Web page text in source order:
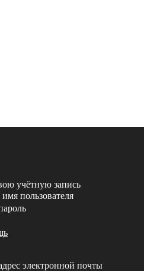
учётную запись
пользователя
электронной почты